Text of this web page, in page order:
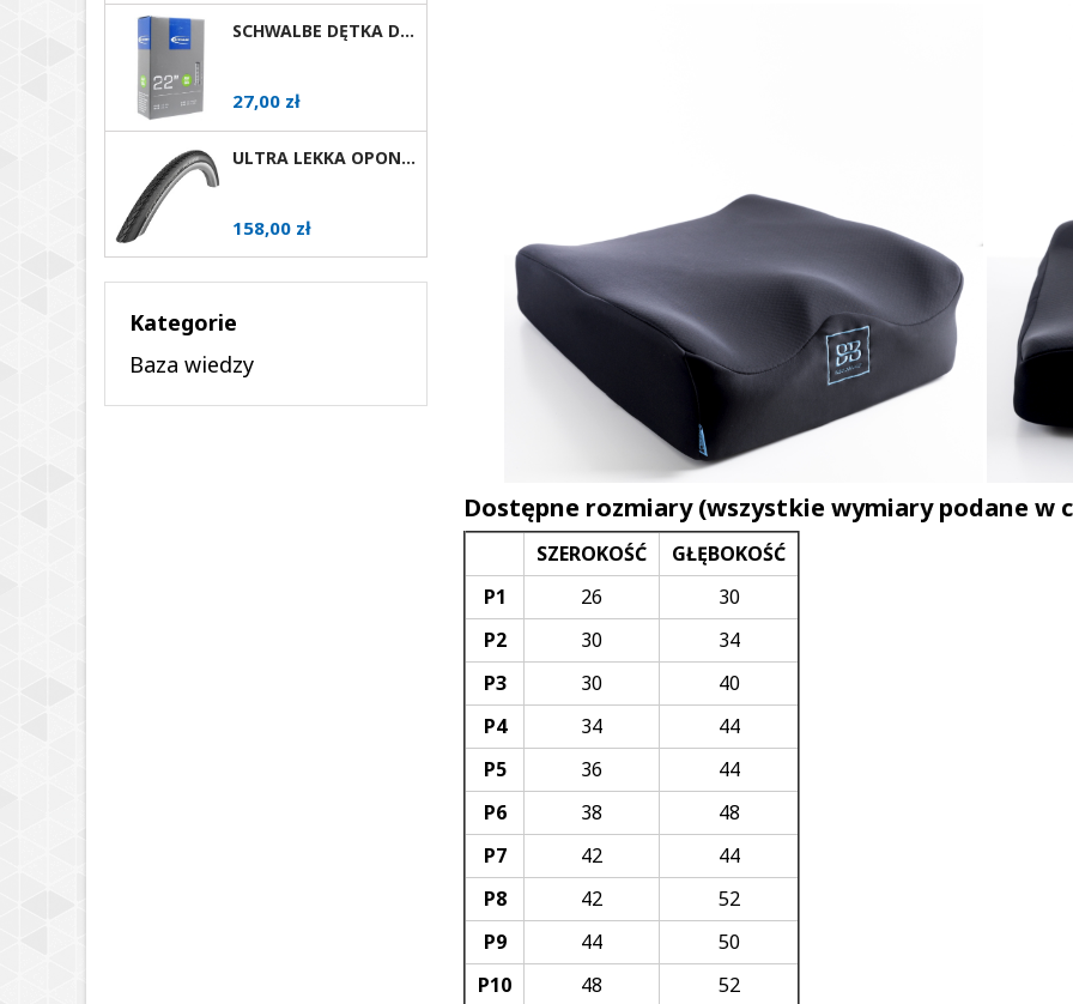
SCHWALBE DĘTKA DO WÓZKA INWALIDZKIEGO 22X1 AV
Cena
27,00 zł
ULTRA LEKKA OPONA DO WÓZKA AKTYWNEGO SCHWALBE MARATHON PLUS EVOLUTION RÓŻNE ROZMIARY AV
Cena
158,00 zł
Kategorie
Baza wiedzy
Dostępne rozmiary (wszystkie wymiary podane w
SZEROKOŚĆ
GŁĘBOKOŚĆ
P1
26
30
P2
30
34
P3
30
40
P4
34
44
P5
36
44
P6
38
48
P7
42
44
P8
42
52
P9
44
50
P10
48 52